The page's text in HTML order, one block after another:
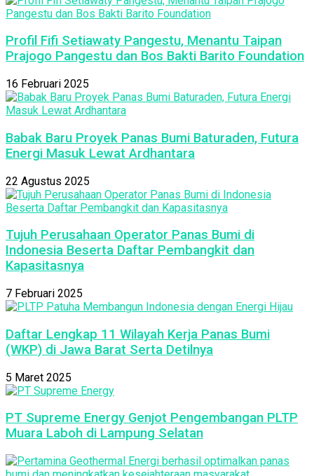
Profil Fifi Setiawaty Pangestu, Menantu Taipan
Prajogo Pangestu dan Bos Bakti Barito Foundation
16 Februari 2025
Babak Baru Proyek Panas Bumi Baturaden, Futura
Energi Masuk Lewat Ardhantara
22 Agustus 2025
Tujuh Perusahaan Operator Panas Bumi di
Indonesia Beserta Daftar Pembangkit dan
Kapasitasnya
7 Februari 2025
Daftar Lengkap 11 Wilayah Kerja Panas Bumi
(WKP) di Jawa Barat Serta Detilnya
5 Maret 2025
PT Supreme Energy Genjot Pengembangan PLTP
Muara Laboh di Lampung Selatan